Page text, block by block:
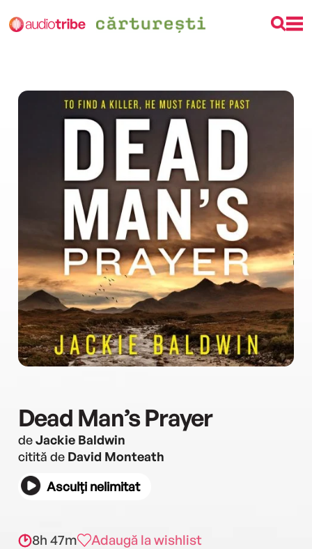
Dead Man’s Prayer
deJackie Baldwin
citită de David Monteath
Asculți nelimitat
8h 47m Adaugă la wishlist